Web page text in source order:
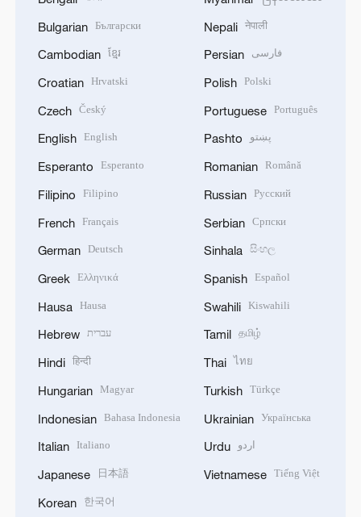
Bulgarian Български
Cambodian ខ្មែរ
Croatian Hrvatski
Czech Český
English English
Esperanto Esperanto
Filipino Filipino
French Français
German Deutsch
Greek Ελληνικά
Hausa Hausa
Hebrew עברית
Hindi हिन्दी
Hungarian Magyar
Indonesian Bahasa Indonesia
Italian Italiano
Japanese 日本語
Korean 한국어
Nepali नेपाली
Persian فارسی
Polish Polski
Portuguese Português
Pashto پښتو
Romanian Română
Russian Русский
Serbian Српски
Sinhala සිංහල
Spanish Español
Swahili Kiswahili
Tamil தமிழ்
Thai ไทย
Turkish Türkçe
Ukrainian Українська
Urdu اردو
Vietnamese Tiếng Việt